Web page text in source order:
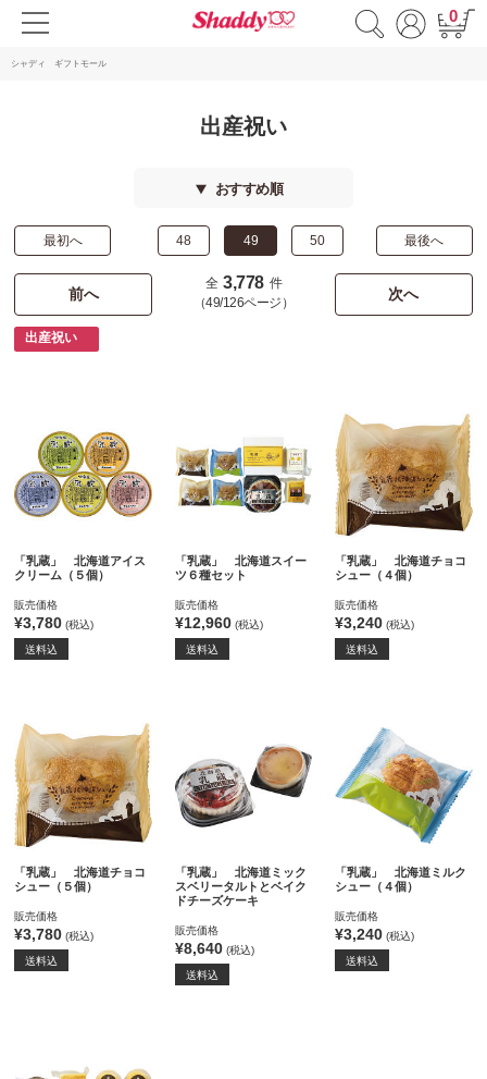
0
シャディ ギフトモール
出産祝い
おすすめ順
最初へ 48 49 50 最後へ
前へ 次へ
全 3,778 件
（49/126ページ）
出産祝い
「乳蔵」 北海道アイス
クリーム（５個）
販売価格
¥3,780 (税込)
送料込
「乳蔵」 北海道スイー
ツ６種セット
販売価格
¥12,960(税込)
送料込
「乳蔵」 北海道チョコ
シュー（４個）
販売価格
¥3,240 (税込)
送料込
「乳蔵」 北海道チョコ
シュー（５個）
販売価格
¥3,780 (税込)
送料込
「乳蔵」 北海道ミック
スベリータルトとベイク
ドチーズケーキ
販売価格
¥8,640(税込)
送料込
「乳蔵」 北海道ミルク
シュー（４個）
販売価格
¥3,240 (税込)
送料込